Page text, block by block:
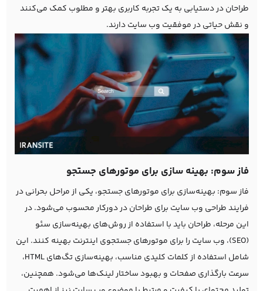
طراحان در دستیابی به یک تجربه کاربری بهتر و مطلوب کمک می‌کنند
و نقش حیاتی در موفقیت وب سایت دارند.
فاز سوم: بهینه سازی برای موتورهای جستجو
فاز سوم: بهینه‌سازی برای موتورهای جستجو، یکی از مراحل بحرانی در
فرایند طراحی وب سایت برای طراحان در دورکار محسوب می‌شود. در
این مرحله، طراحان باید با استفاده از روش‌های بهینه‌سازی سئو
(SEO)، وب سایت را برای موتورهای جستجوی اینترنت بهینه کنند. این
شامل استفاده از کلمات کلیدی مناسب، بهینه‌سازی تگ‌های HTML،
سرعت بارگذاری صفحات و بهبود ساختار لینک‌ها می‌شود. همچنین،